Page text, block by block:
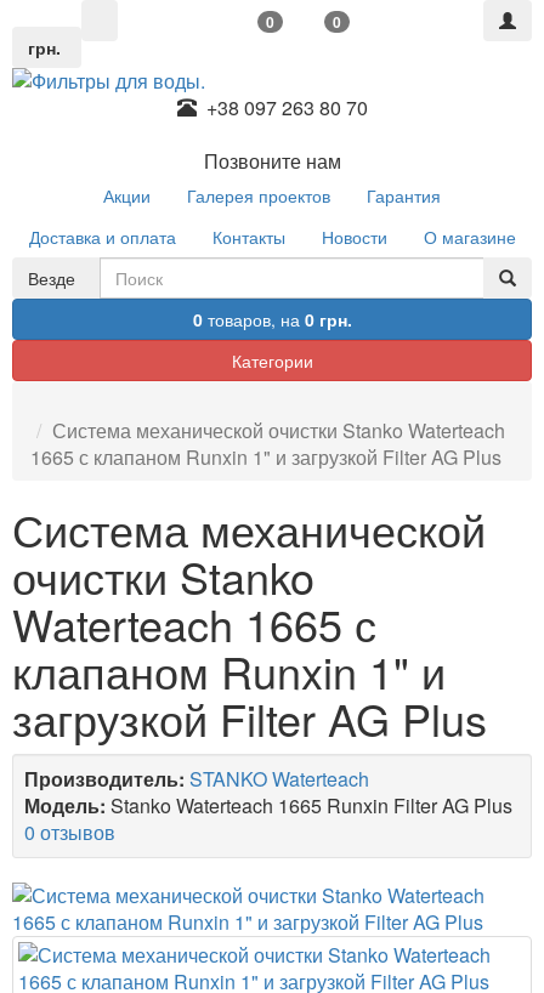
грн.
0 0
+38 097 263 80 70
Позвоните нам
Акции Галерея проектов
Гарантия
Доставка и оплата
Контакты Новости
О магазине
Везде
0товаров, на 0 грн.
Категории
Система механической очистки Stanko Waterteach
1665 с клапаном Runxin 1" и загрузкой Filter AG Plus
Система механической
очистки Stanko
Waterteach 1665 с
клапаном Runxin 1" и
загрузкой Filter AG Plus
Производитель: STANKO Waterteach
Модель: Stanko Waterteach 1665 Runxin Filter AG Plus
0 отзывов